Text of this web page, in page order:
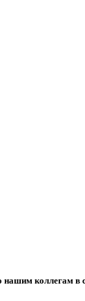
нашим коллегам